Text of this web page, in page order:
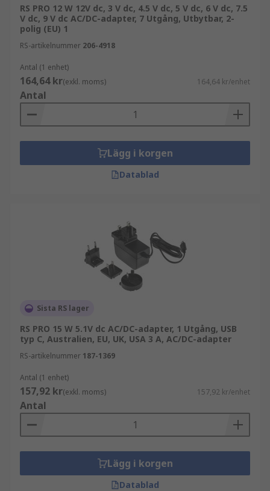
RS PRO 12 W 12V dc, 3 V dc, 4.5 V dc, 5 V dc, 6 V dc, 7.5
V dc, 9 V dc AC/DC-adapter, 7 Utgång, Utbytbar, 2-
polig (EU) 1
RS-artikelnummer 206-4918
Antal (1 enhet)
164,64 kr(exkl. moms) 164,64 kr/enhet
Antal
Lägg i korgen
Datablad
Sista RS lager
RS PRO 15 W 5.1V dc AC/DC-adapter, 1 Utgång, USB
typ C, Australien, EU, UK, USA 3 A, AC/DC-adapter
RS-artikelnummer 187-1369
Antal (1 enhet)
157,92 kr(exkl. moms) 157,92 kr/enhet
Antal
Lägg i korgen
Datablad